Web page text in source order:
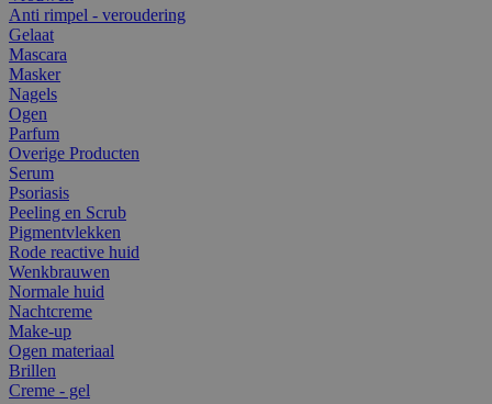
Anti rimpel - veroudering
Gelaat
Mascara
Masker
Nagels
Ogen
Parfum
Overige Producten
Serum
Psoriasis
Peeling en Scrub
Pigmentvlekken
Rode reactive huid
Wenkbrauwen
Normale huid
Nachtcreme
Make-up
Ogen materiaal
Brillen
Creme - gel